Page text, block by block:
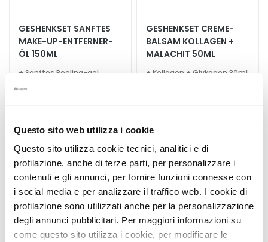
Questo sito web utilizza i cookie
Questo sito utilizza cookie tecnici, analitici e di
profilazione, anche di terze parti, per personalizzare i
contenuti e gli annunci, per fornire funzioni connesse con
i social media e per analizzare il traffico web. I cookie di
profilazione sono utilizzati anche per la personalizzazione
degli annunci pubblicitari. Per maggiori informazioni su
come questo sito utilizza i cookie, per modificare le
i
c
h
r
e
n
i
g
u
n
g
P
e
GESHENKSET SANFTES
MAKE-UP-ENTFERNER-
ÖL 150ML
+ Sanftes Peeling-gel
42,90 € -25%
GESHENKSET CREME-
BALSAM KOLLAGEN +
MALACHIT 50ML
+ Kollagen + Glykogen 30ml
61,60 € -25%
Zur
Wunschliste
hinzufügen